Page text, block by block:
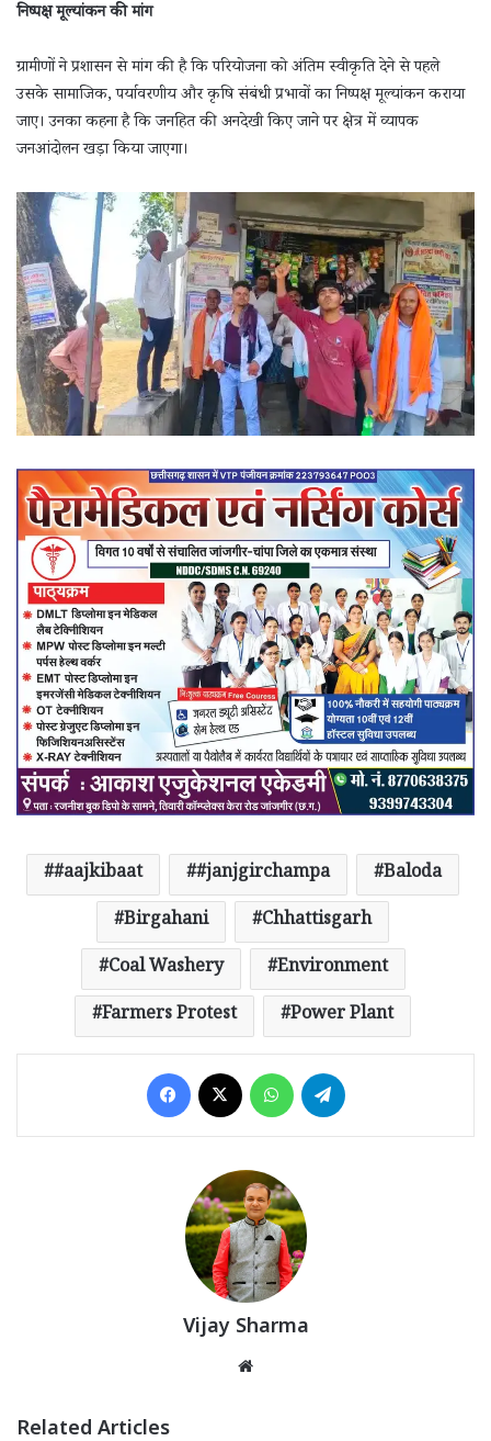
निष्पक्ष मूल्यांकन की मांग
ग्रामीणों ने प्रशासन से मांग की है कि परियोजना को अंतिम स्वीकृति देने से पहले
उसके सामाजिक, पर्यावरणीय और कृषि संबंधी प्रभावों का निष्पक्ष मूल्यांकन कराया
जाए। उनका कहना है कि जनहित की अनदेखी किए जाने पर क्षेत्र में व्यापक
जनआंदोलन खड़ा किया जाएगा।
#aajkibaat #janjgirchampa
Baloda
Birgahani
Chhattisgarh
Coal Washery
Environment
Farmers Protest
Power Plant
Facebook WhatsApp
Vijay Sharma
Related Articles